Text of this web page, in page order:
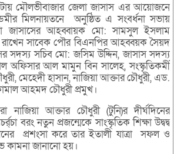
মৌলভীবাজার জেলা জাসাস এর আয়োজনে
মিলনায়তনে অনুষ্ঠিত এ সংবর্ধনা সভায়
জাসাসের আহব্বায়ক মো: সামসুল ইসলাম
রাখেন সাবেক পৌর বিএনপির আহব্বয়ক সৈয়দ
সদস্য সচিব মো: জসিম উদ্দিন, জাসাস সদস্য
অফিসার আল মামুন বিন সালেহ, সংস্কৃতিকর্মী
মেহেদী হাসান, নাজিয়া আক্তার চৌধুরী, এড.
আহমদ চৌধুরী প্রমুখ।
নাজিয়া আক্তার চৌধুরী (টুনি)র দীর্ঘদিনের
বরং নতুন প্রজন্মেকে সাংস্কৃতিক শিক্ষা উদ্বদ্ব
প্রশংসা করে তার ইতালী যাত্রা সফল ও
জানানো হয়।